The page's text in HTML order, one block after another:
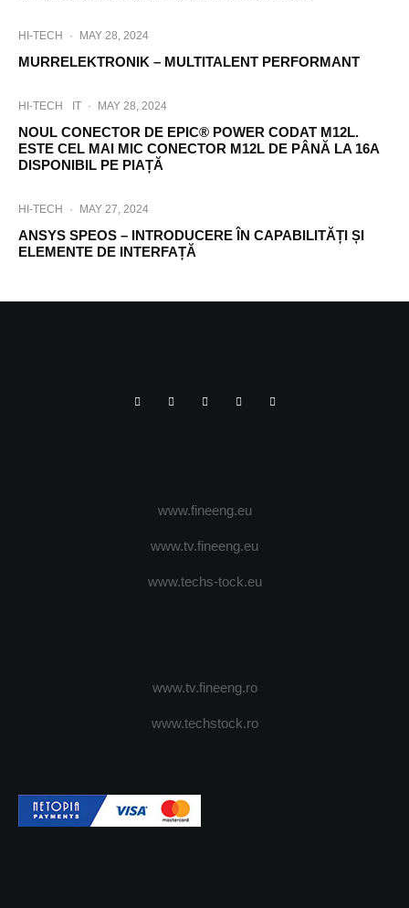
HI-TECH · MAY 28, 2024
MURRELEKTRONIK – MULTITALENT PERFORMANT
HI-TECH IT · MAY 28, 2024
NOUL CONECTOR DE EPIC® POWER CODAT M12L.
ESTE CEL MAI MIC CONECTOR M12L DE PÂNĂ LA 16A
DISPONIBIL PE PIAȚĂ
HI-TECH · MAY 27, 2024
ANSYS SPEOS – INTRODUCERE ÎN CAPABILITĂȚI ȘI
ELEMENTE DE INTERFAȚĂ
www.fineeng.eu
www.tv.fineeng.eu
www.techs-tock.eu
www.tv.fineeng.ro
www.techstock.ro